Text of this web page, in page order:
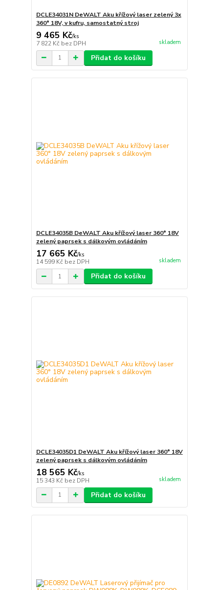
DCLE34031N DeWALT Aku křížový laser zelený 3x
360° 18V, v kufru, samostatný stroj
9 465 Kč/ks
7 822 Kč bez DPH skladem
Přidat do košíku
DCLE34035B DeWALT Aku křížový laser 360° 18V
zelený paprsek s dálkovým ovládáním
17 665 Kč/ks
14 599 Kč bez DPH skladem
Přidat do košíku
DCLE34035D1 DeWALT Aku křížový laser 360° 18V
zelený paprsek s dálkovým ovládáním
18 565 Kč/ks
15 343 Kč bez DPH skladem
Přidat do košíku